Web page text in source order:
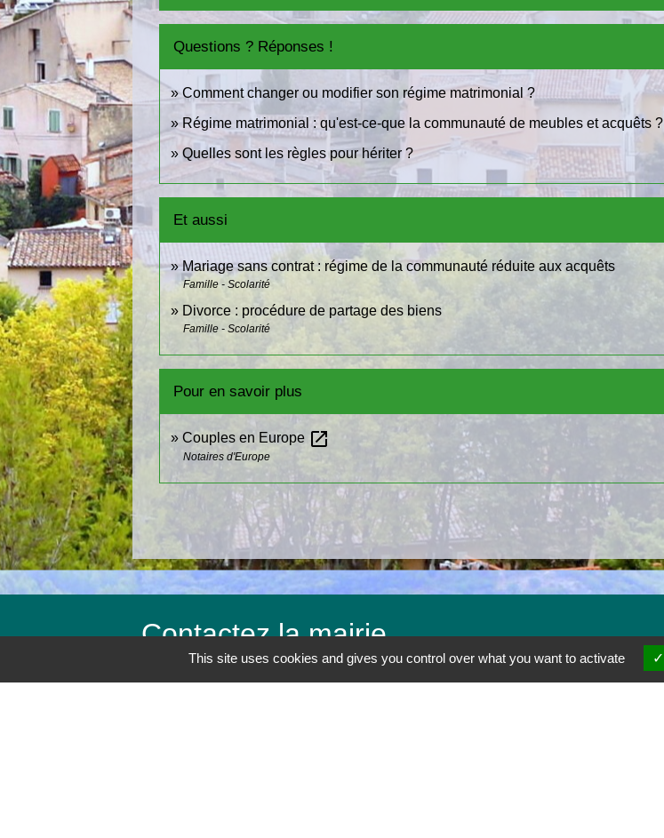
Questions ? Réponses !
Comment changer ou modifier son régime matrimonial ?
Régime matrimonial : qu'est-ce-que la communauté de meubles et acquêts ?
Quelles sont les règles pour hériter ?
Et aussi
Mariage sans contrat : régime de la communauté réduite aux acquêts
Famille - Scolarité
Divorce : procédure de partage des biens
Famille - Scolarité
Pour en savoir plus
Couples en Europe open_in_new
Notaires d'Europe
Contactez la mairie
This site uses cookies and gives you control over what you want to activate